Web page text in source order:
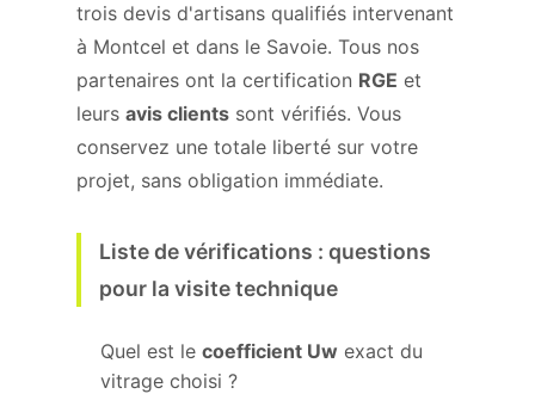
trois devis d'artisans qualifiés intervenant
à Montcel et dans le Savoie. Tous nos
partenaires ont la certification RGE et
leurs avis clients sont vérifiés. Vous
conservez une totale liberté sur votre
projet, sans obligation immédiate.
Liste de vérifications : questions
pour la visite technique
Quel est le coefficient Uw exact du
vitrage choisi ?